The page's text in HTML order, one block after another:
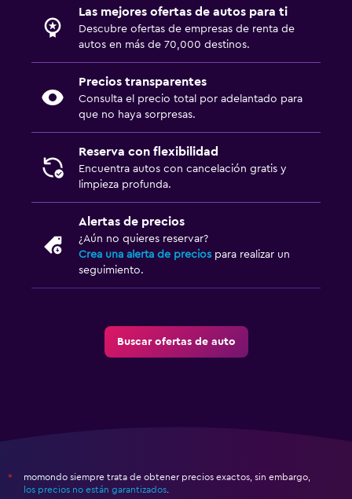
Las mejores ofertas de autos para ti
Descubre ofertas de empresas de renta de
autos en más de 70,000 destinos.
Precios transparentes
Consulta el precio total por adelantado para
que no haya sorpresas.
Reserva con flexibilidad
Encuentra autos con cancelación gratis y
limpieza profunda.
Alertas de precios
¿Aún no quieres reservar?
Crea una alerta de precios para realizar un
seguimiento.
Buscar ofertas de auto
*
momondo siempre trata de obtener precios exactos, sin embargo,
los precios no están garantizados.